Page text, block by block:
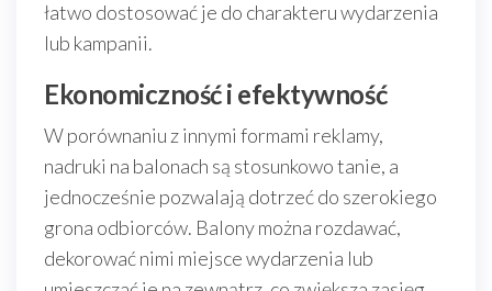
łatwo dostosować je do charakteru wydarzenia
lub kampanii.
Ekonomiczność i efektywność
W porównaniu z innymi formami reklamy,
nadruki na balonach są stosunkowo tanie, a
jednocześnie pozwalają dotrzeć do szerokiego
grona odbiorców. Balony można rozdawać,
dekorować nimi miejsce wydarzenia lub